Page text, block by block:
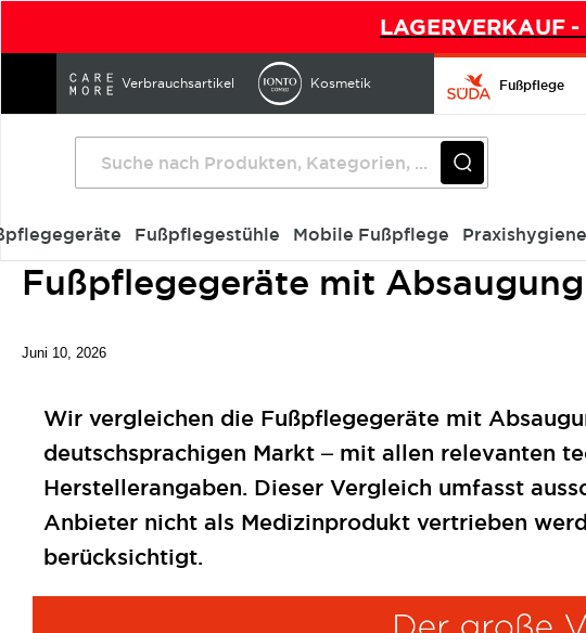
LAGERVERKAUF
zum
Verbrauchsartikel Kosmetik Fußpflege
Fußpflegestühle Mobile Fußpflege Praxishygiene
Startseite Magazin Interessante Artikel rund um die Fußpflege
Fußpflegegeräte mit
Juni 10, 2026
Wir vergleichen die Fußpflegegeräte mit
deutschsprachigen Markt – mit allen relevanten
Herstellerangaben. Dieser Vergleich umfasst
Anbieter nicht als Medizinprodukt vertrieben
berücksichtigt.